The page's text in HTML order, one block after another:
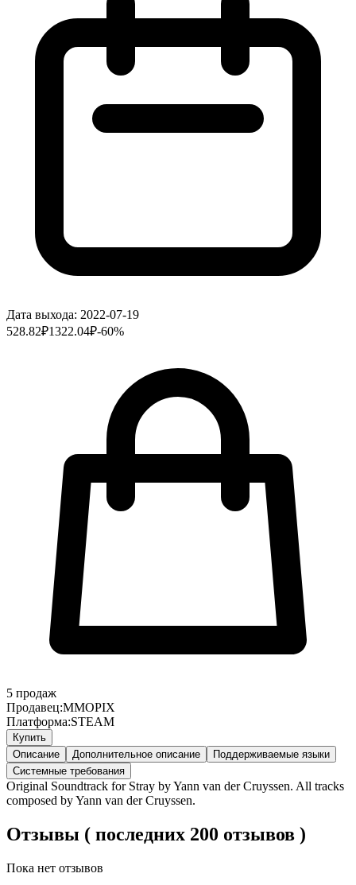
Дата выхода: 2022-07-19
528.82₽1322.04₽-60%
5 продаж
Продавец:MMOPIX
Платформа:STEAM
Купить
Описание
Дополнительное описание
Поддерживаемые языки
Системные требования
Original Soundtrack for Stray by Yann van der Cruyssen. All tracks
composed by Yann van der Cruyssen.
Отзывы ( последних 200 отзывов )
Пока нет отзывов